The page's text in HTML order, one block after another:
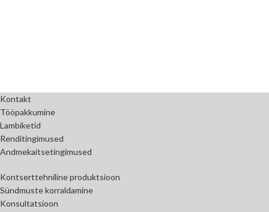
Kontakt
Tööpakkumine
Lambiketid
Renditingimused
Andmekaitsetingimused
Kontserttehniline produktsioon
Sündmuste korraldamine
Konsultatsioon